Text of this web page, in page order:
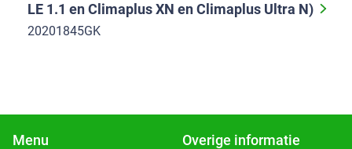
LE 1.1 en Climaplus XN en Climaplus Ultra N)
20201845GK
Menu Overige informatie